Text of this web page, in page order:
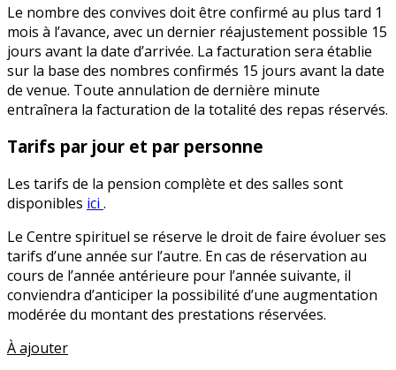
Le nombre des convives doit être confirmé au plus tard 1
mois à l’avance, avec un dernier réajustement possible 15
jours avant la date d’arrivée. La facturation sera établie
sur la base des nombres confirmés 15 jours avant la date
de venue. Toute annulation de dernière minute
entraînera la facturation de la totalité des repas réservés.
Tarifs par jour et par personne
Les tarifs de la pension complète et des salles sont
disponibles ici .
Le Centre spirituel se réserve le droit de faire évoluer ses
tarifs d’une année sur l’autre. En cas de réservation au
cours de l’année antérieure pour l’année suivante, il
conviendra d’anticiper la possibilité d’une augmentation
modérée du montant des prestations réservées.
À ajouter